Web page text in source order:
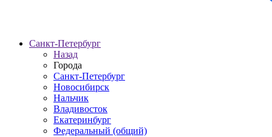
Санкт-Петербург
Назад
Города
Санкт-Петербург
Новосибирск
Нальчик
Владивосток
Екатеринбург
Федеральный (общий)